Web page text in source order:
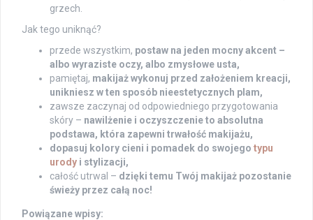
grzech.
Jak tego uniknąć?
przede wszystkim, postaw na jeden mocny akcent –
albo wyraziste oczy, albo zmysłowe usta,
pamiętaj, makijaż wykonuj przed założeniem kreacji,
unikniesz w ten sposób nieestetycznych plam,
zawsze zaczynaj od odpowiedniego przygotowania
skóry – nawilżenie i oczyszczenie to absolutna
podstawa, która zapewni trwałość makijażu,
dopasuj kolory cieni i pomadek do swojego typu
urody i stylizacji,
całość utrwal – dzięki temu Twój makijaż pozostanie
świeży przez całą noc!
Powiązane wpisy: